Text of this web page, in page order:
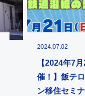
2024.07.02
【2024年7
催！】飯テ
ン移住セミ